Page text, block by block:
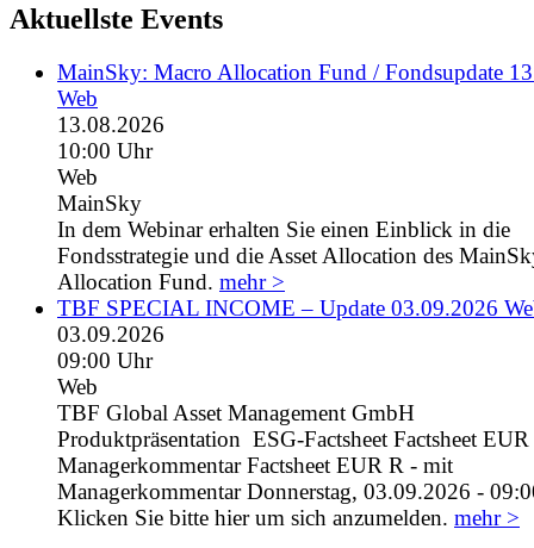
Aktuellste Events
MainSky: Macro Allocation Fund / Fondsupdate
Web
13.08.2026
10:00 Uhr
Web
MainSky
In dem Webinar erhalten Sie einen Einblick in die
Fondsstrategie und die Asset Allocation des
Allocation Fund. mehr >
TBF SPECIAL INCOME – Update 03.09.2026
03.09.2026
09:00 Uhr
Web
TBF Global Asset Management GmbH
Produktpräsentation ESG-Factsheet Factsheet
Managerkommentar Factsheet EUR R - mit
Managerkommentar Donnerstag, 03.09.2026 -
Klicken Sie bitte hier um sich anzumelden. mehr >